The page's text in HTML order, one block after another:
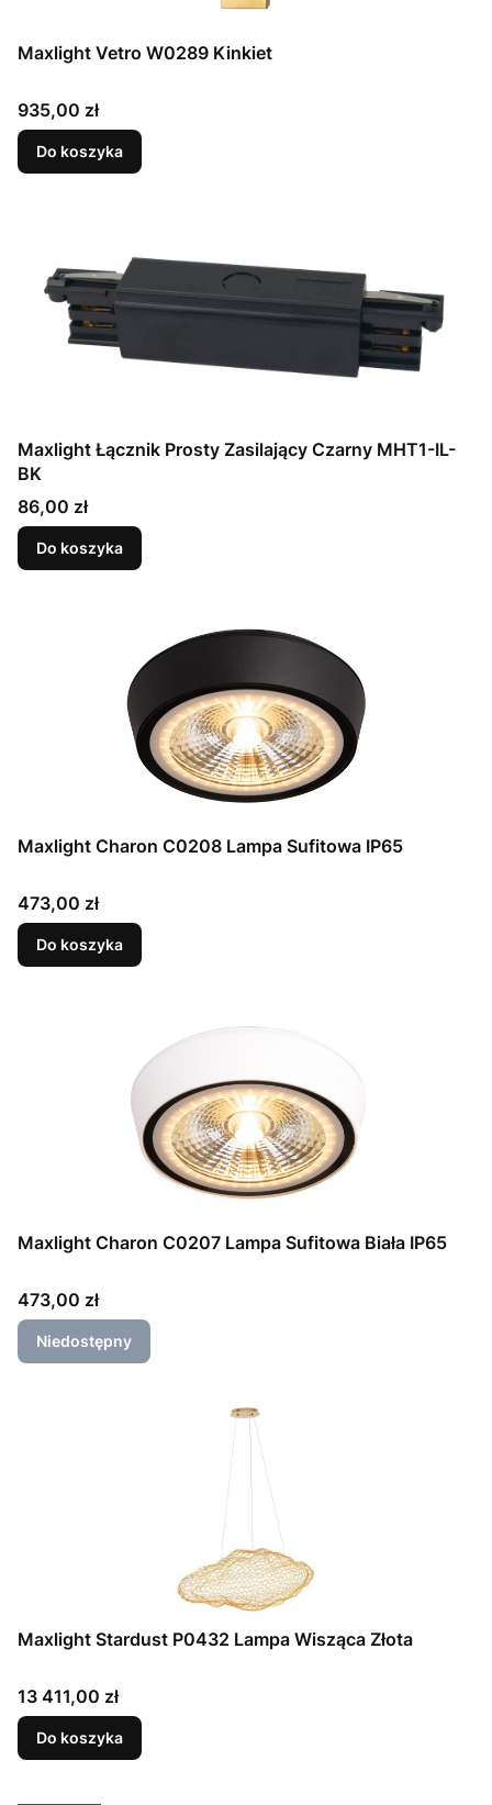
Maxlight Vetro W0289 Kinkiet
Cena
935,00 zł
Do koszyka
Maxlight Łącznik Prosty Zasilający Czarny MHT1-IL-
BK
Cena
86,00 zł
Do koszyka
Maxlight Charon C0208 Lampa Sufitowa IP65
Cena
473,00 zł
Do koszyka
Maxlight Charon C0207 Lampa Sufitowa Biała IP65
Cena
473,00 zł
Niedostępny
Maxlight Stardust P0432 Lampa Wisząca Złota
Cena
13 411,00 zł
Do koszyka